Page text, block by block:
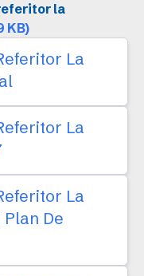
la
KB)
La
La
La
De